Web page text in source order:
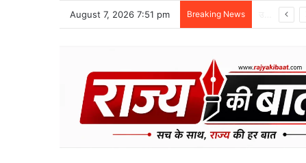
August 7, 2026 7:51 pm Breaking News